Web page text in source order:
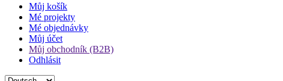
Můj košík
Mé projekty
Mé objednávky
Můj účet
Můj obchodník (B2B)
Odhlásit